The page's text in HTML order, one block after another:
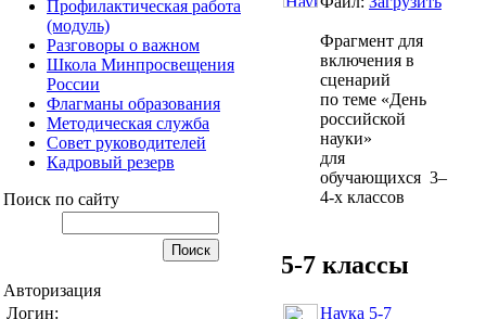
Профилактическая работа
(модуль)
Разговоры о важном
Школа Минпросвещения
России
Флагманы образования
Методическая служба
Совет руководителей
Кадровый резерв
Поиск по сайту
Авторизация
Логин:
Фрагмент для
включения в
сценарий
по теме «День
российской
науки»
для
обучающихся 3–
4-х классов
5-7 классы
Наука 5-7